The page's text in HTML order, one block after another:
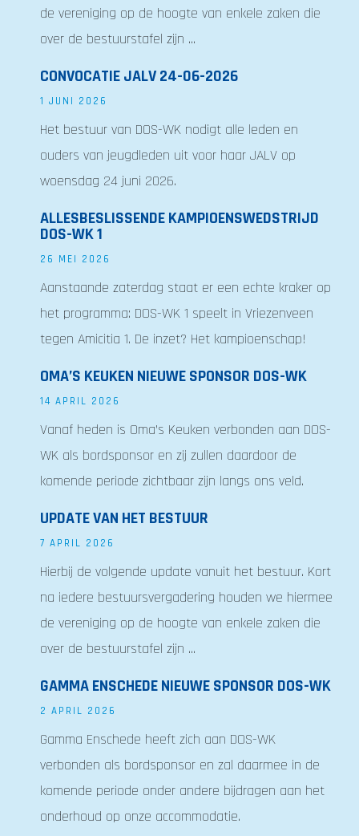
de vereniging op de hoogte van enkele zaken die
over de bestuurstafel zijn ...
CONVOCATIE JALV 24-06-2026
1 JUNI 2026
Het bestuur van DOS-WK nodigt alle leden en
ouders van jeugdleden uit voor haar JALV op
woensdag 24 juni 2026.
ALLESBESLISSENDE KAMPIOENSWEDSTRIJD
DOS-WK 1
26 MEI 2026
Aanstaande zaterdag staat er een echte kraker op
het programma: DOS-WK 1 speelt in Vriezenveen
tegen Amicitia 1. De inzet? Het kampioenschap!
OMA’S KEUKEN NIEUWE SPONSOR DOS-WK
14 APRIL 2026
Vanaf heden is Oma’s Keuken verbonden aan DOS-
WK als bordsponsor en zij zullen daardoor de
komende periode zichtbaar zijn langs ons veld.
UPDATE VAN HET BESTUUR
7 APRIL 2026
Hierbij de volgende update vanuit het bestuur. Kort
na iedere bestuursvergadering houden we hiermee
de vereniging op de hoogte van enkele zaken die
over de bestuurstafel zijn ...
GAMMA ENSCHEDE NIEUWE SPONSOR DOS-WK
2 APRIL 2026
Gamma Enschede heeft zich aan DOS-WK
verbonden als bordsponsor en zal daarmee in de
komende periode onder andere bijdragen aan het
onderhoud op onze accommodatie.